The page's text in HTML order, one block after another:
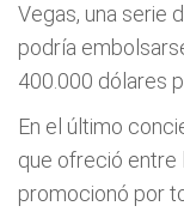
Vegas, una serie
podría
400.000 dólares
En el último
que ofreció entre
promocionó por